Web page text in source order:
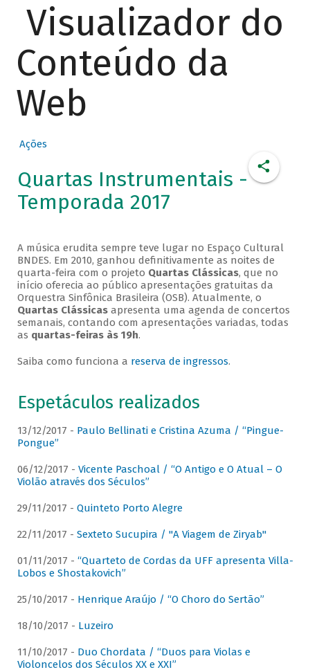
Visualizador do
Conteúdo da
Web
Ações
Quartas Instrumentais -
Temporada 2017
A música erudita sempre teve lugar no Espaço Cultural
BNDES. Em 2010, ganhou definitivamente as noites de
quarta-feira com o projeto Quartas Clássicas, que no
início oferecia ao público apresentações gratuitas da
Orquestra Sinfônica Brasileira (OSB). Atualmente, o
Quartas Clássicasapresenta uma agenda de concertos
semanais, contando com apresentações variadas, todas
as quartas-feiras às 19h.
Saiba como funciona a reserva de ingressos.
Espetáculos realizados
13/12/2017 - Paulo Bellinati e Cristina Azuma / “Pingue-
Pongue”
06/12/2017 - Vicente Paschoal / “O Antigo e O Atual – O
Violão através dos Séculos”
29/11/2017 - Quinteto Porto Alegre
22/11/2017 - Sexteto Sucupira / "A Viagem de Ziryab"
01/11/2017 - “Quarteto de Cordas da UFF apresenta Villa-
Lobos e Shostakovich”
25/10/2017 - Henrique Araújo / “O Choro do Sertão”
18/10/2017 - Luzeiro
11/10/2017 - Duo Chordata / “Duos para Violas e
Violoncelos dos Séculos XX e XXI”